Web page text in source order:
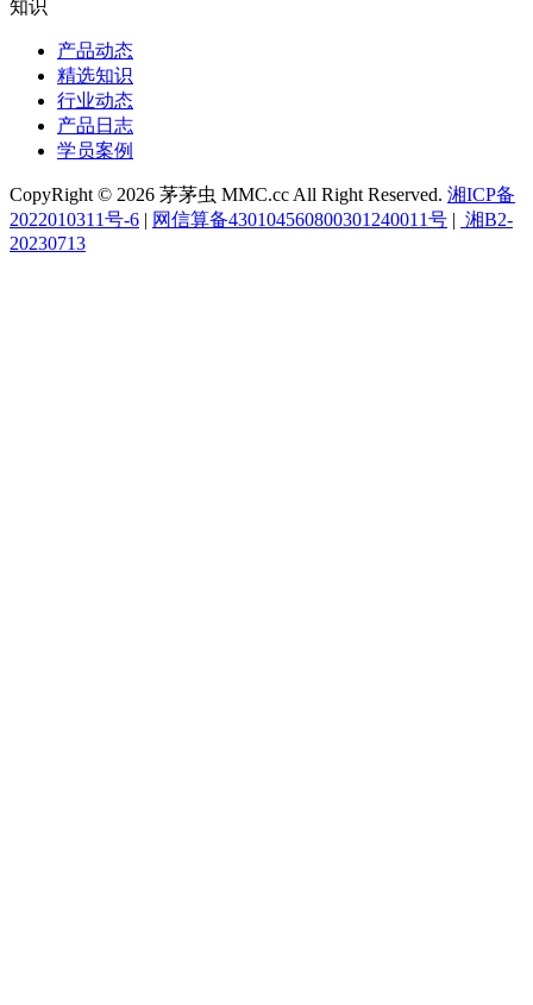
知识
产品动态
精选知识
行业动态
产品日志
学员案例
CopyRight © 2026 茅茅虫 MMC.cc All Right Reserved. 湘ICP备
2022010311号-6 | 网信算备430104560800301240011号 | 湘B2-
20230713